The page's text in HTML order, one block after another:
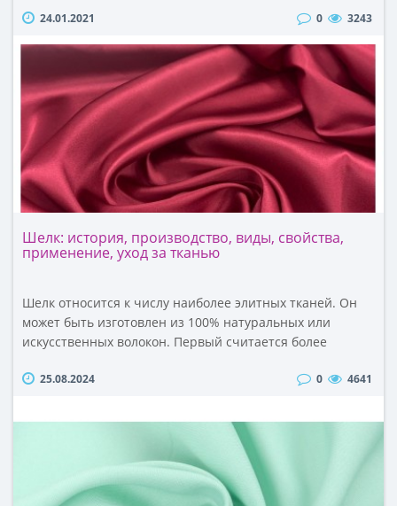
специализируемся на оптово-розничных поставках
Северной, Южной Америки и других регионов. Однако
данный экскурс – не очередная рекламная статья, а
поле..
24.01.2021 0 3243
Шелк: история, производство, виды, свойства,
применение, уход за тканью
Шелк относится к числу наиболее элитных тканей. Он
может быть изготовлен из 100% натуральных или
искусственных волокон. Первый считается более
заметно выше искусственного. При этом последний
нежностью, внешней привлекательностью. И с учетом
ценовой доступности его чаще выбирают для пошива
одежды и других изд..
25.08.2024 0 4641